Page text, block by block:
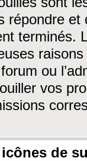
répondre
terminés.
ou
vos
de